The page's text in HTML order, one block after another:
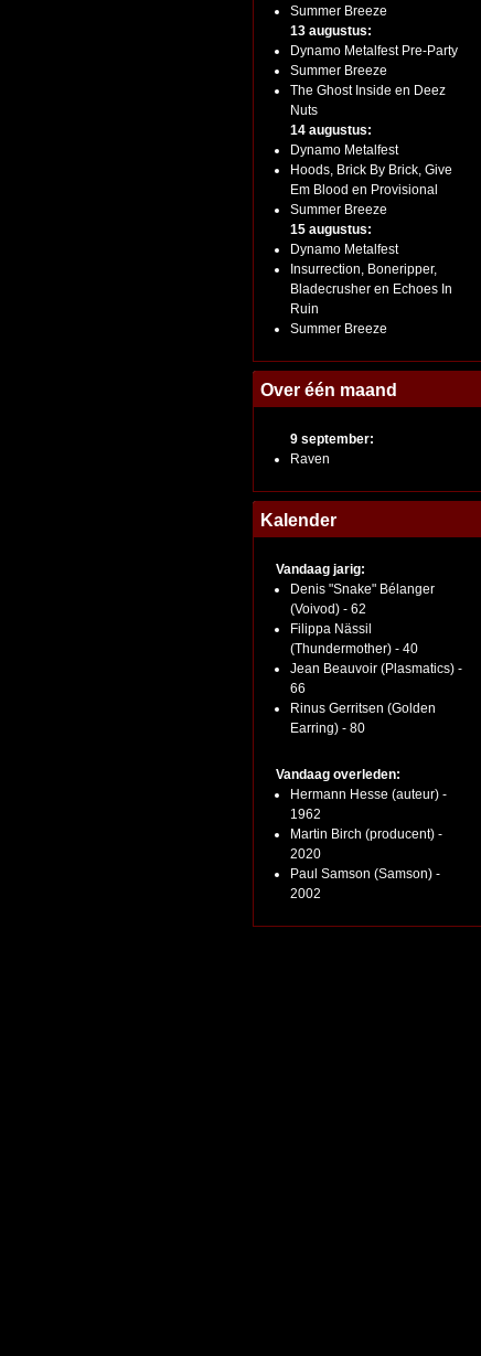
Summer Breeze
13 augustus:
Dynamo Metalfest Pre-Party
Summer Breeze
The Ghost Inside en Deez
Nuts
14 augustus:
Dynamo Metalfest
Hoods, Brick By Brick, Give
Em Blood en Provisional
Summer Breeze
15 augustus:
Dynamo Metalfest
Insurrection, Boneripper,
Bladecrusher en Echoes In
Ruin
Summer Breeze
Over één maand
9 september:
Raven
Kalender
Vandaag jarig:
Denis "Snake" Bélanger
(Voivod) - 62
Filippa Nässil
(Thundermother) - 40
Jean Beauvoir (Plasmatics) -
66
Rinus Gerritsen (Golden
Earring) - 80
Vandaag overleden:
Hermann Hesse (auteur) -
1962
Martin Birch (producent) -
2020
Paul Samson (Samson) -
2002